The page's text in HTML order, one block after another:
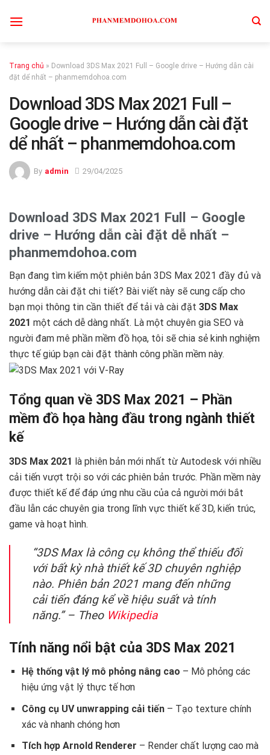
Trang chủ » Download 3DS Max 2021 Full – Google drive – Hướng dẫn cài
đặt dể nhất – phanmemdohoa.com
Download 3DS Max 2021 Full –
Google drive – Hướng dẫn cài đặt
dể nhất – phanmemdohoa.com
By admin 29/04/2025
Download 3DS Max 2021 Full – Google
drive – Hướng dẫn cài đặt dễ nhất –
phanmemdohoa.com
Bạn đang tìm kiếm một phiên bản 3DS Max 2021 đầy đủ và
hướng dẫn cài đặt chi tiết? Bài viết này sẽ cung cấp cho
bạn mọi thông tin cần thiết để tải và cài đặt 3DS Max
2021 một cách dễ dàng nhất. Là một chuyên gia SEO và
người đam mê phần mềm đồ họa, tôi sẽ chia sẻ kinh nghiệm
thực tế giúp bạn cài đặt thành công phần mềm này.
Tổng quan về 3DS Max 2021 – Phần
mềm đồ họa hàng đầu trong ngành thiết
kế
3DS Max 2021 là phiên bản mới nhất từ Autodesk với nhiều
cải tiến vượt trội so với các phiên bản trước. Phần mềm này
được thiết kế để đáp ứng nhu cầu của cả người mới bắt
đầu lẫn các chuyên gia trong lĩnh vực thiết kế 3D, kiến trúc,
game và hoạt hình.
“3DS Max là công cụ không thể thiếu đối
với bất kỳ nhà thiết kế 3D chuyên nghiệp
nào. Phiên bản 2021 mang đến những
cải tiến đáng kể về hiệu suất và tính
năng.” – Theo Wikipedia
Tính năng nổi bật của 3DS Max 2021
Hệ thống vật lý mô phỏng nâng cao – Mô phỏng các
hiệu ứng vật lý thực tế hơn
Công cụ UV unwrapping cải tiến– Tạo texture chính
xác và nhanh chóng hơn
Tích hợp Arnold Renderer – Render chất lượng cao mà